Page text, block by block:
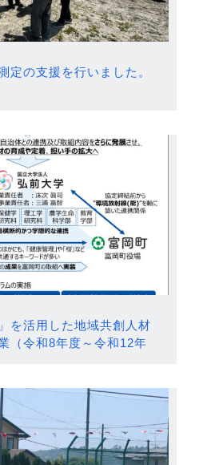
定の支援を行いました。
を活用した地域共創人材
（令和8年度～令和12年